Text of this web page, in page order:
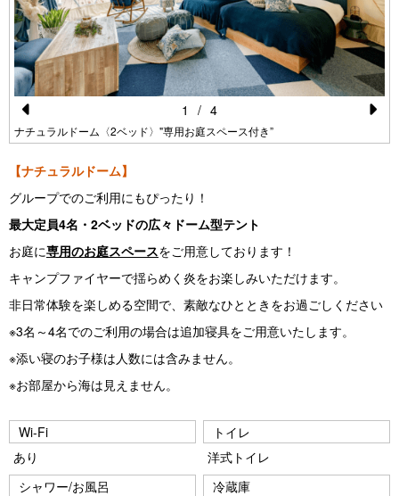
Pr
vi
o
u
s
ナチュラルドーム〈2ベッド〉"専用お庭スペース付き”
1 / 4
【ナチュラルドーム】
グループでのご利用にもぴったり！
最大定員4名・2ベッドの広々ドーム型テント
お庭に専用のお庭スペースをご用意しております！
キャンプファイヤーで揺らめく炎をお楽しみいただけます。
非日常体験を楽しめる空間で、素敵なひとときをお過ごしください
※3名～4名でのご利用の場合は追加寝具をご用意いたします。
※添い寝のお子様は人数には含みません。
※お部屋から海は見えません。
Wi-Fi
あり
トイレ
洋式トイレ
シャワー/お風呂
冷蔵庫